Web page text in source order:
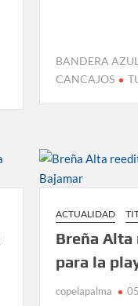
BANDERA AZUL
CANCAJOS
ACTUALIDAD
Breña Alta
para la
copelapalma